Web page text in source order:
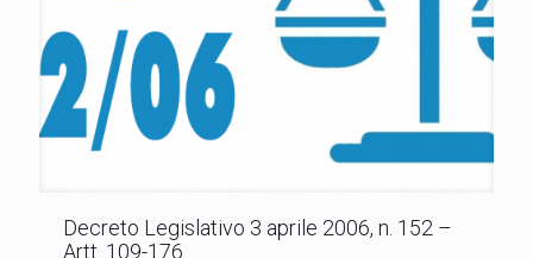
Decreto Legislativo 3 aprile 2006, n. 152 –
Artt. 109-176